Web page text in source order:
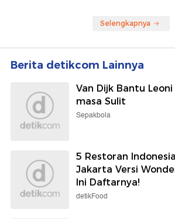
Selengkapnya
Berita detikcom Lainnya
Van Dijk Bantu Leoni
masa Sulit
Sepakbola
5 Restoran
Jakarta Versi
Ini Daftarnya!
detikFood